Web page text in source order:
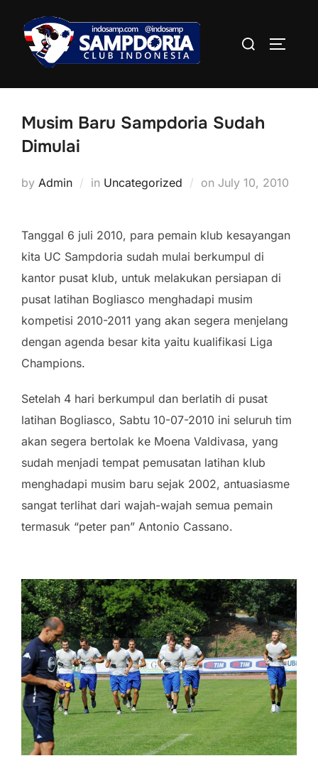
content
Search
Musim Baru Sampdoria Sudah
Dimulai
by Admin in Uncategorized on Posted
July 10, 2010
Tanggal 6 juli 2010, para pemain klub kesayangan
kita UC Sampdoria sudah mulai berkumpul di
kantor pusat klub, untuk melakukan persiapan di
pusat latihan Bogliasco menghadapi musim
kompetisi 2010-2011 yang akan segera menjelang
dengan agenda besar kita yaitu kualifikasi Liga
Champions.
Setelah 4 hari berkumpul dan berlatih di pusat
latihan Bogliasco, Sabtu 10-07-2010 ini seluruh tim
akan segera bertolak ke Moena Valdivasa, yang
sudah menjadi tempat pemusatan latihan klub
menghadapi musim baru sejak 2002, antuasiasme
sangat terlihat dari wajah-wajah semua pemain
termasuk “peter pan” Antonio Cassano.